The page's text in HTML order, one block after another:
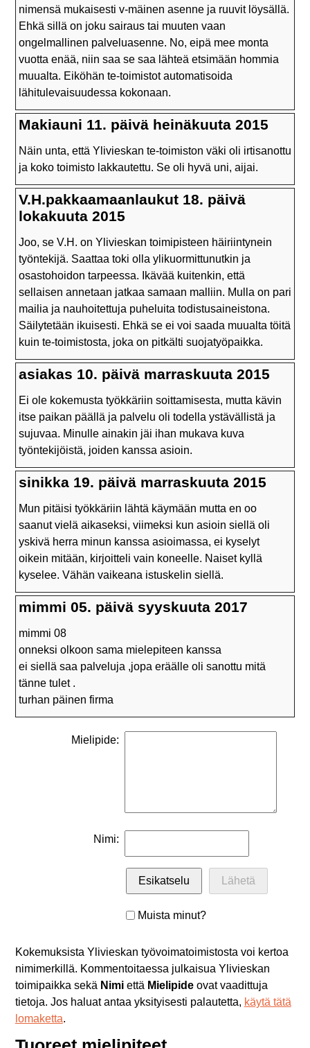
nimensä mukaisesti v-mäinen asenne ja ruuvit löysällä.
Ehkä sillä on joku sairaus tai muuten vaan
ongelmallinen palveluasenne. No, eipä mee monta
vuotta enää, niin saa se saa lähteä etsimään hommia
muualta. Eiköhän te-toimistot automatisoida
lähitulevaisuudessa kokonaan.
Makiauni 11. päivä heinäkuuta 2015
Näin unta, että Ylivieskan te-toimiston väki oli irtisanottu
ja koko toimisto lakkautettu. Se oli hyvä uni, aijai.
V.H.pakkaamaanlaukut 18. päivä
lokakuuta 2015
Joo, se V.H. on Ylivieskan toimipisteen häiriintynein
työntekijä. Saattaa toki olla ylikuormittunutkin ja
osastohoidon tarpeessa. Ikävää kuitenkin, että
sellaisen annetaan jatkaa samaan malliin. Mulla on pari
mailia ja nauhoitettuja puheluita todistusaineistona.
Säilytetään ikuisesti. Ehkä se ei voi saada muualta töitä
kuin te-toimistosta, joka on pitkälti suojatyöpaikka.
asiakas 10. päivä marraskuuta 2015
Ei ole kokemusta työkkäriin soittamisesta, mutta kävin
itse paikan päällä ja palvelu oli todella ystävällistä ja
sujuvaa. Minulle ainakin jäi ihan mukava kuva
työntekijöistä, joiden kanssa asioin.
sinikka 19. päivä marraskuuta 2015
Mun pitäisi työkkäriin lähtä käymään mutta en oo
saanut vielä aikaseksi, viimeksi kun asioin siellä oli
yskivä herra minun kanssa asioimassa, ei kyselyt
oikein mitään, kirjoitteli vain koneelle. Naiset kyllä
kyselee. Vähän vaikeana istuskelin siellä.
mimmi 05. päivä syyskuuta 2017
mimmi 08
onneksi olkoon sama mielepiteen kanssa
ei siellä saa palveluja ,jopa eräälle oli sanottu mitä
tänne tulet .
turhan päinen firma
Mielipide:
Nimi:
Muista minut?
Kokemuksista Ylivieskan työvoimatoimistosta voi kertoa
nimimerkillä. Kommentoitaessa julkaisua Ylivieskan
toimipaikka sekä Nimiettä Mielipideovat vaadittuja
tietoja. Jos haluat antaa yksityisesti palautetta, käytä tätä
lomaketta.